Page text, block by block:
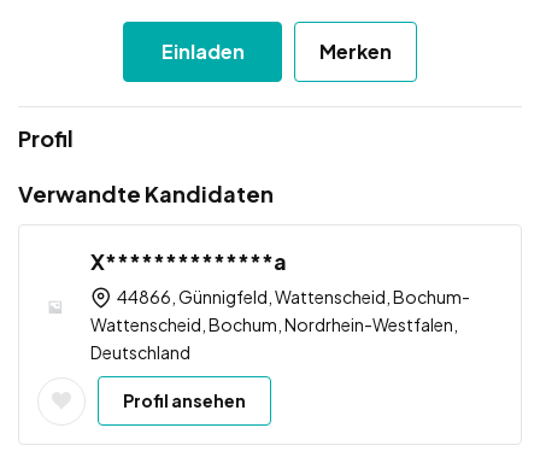
Einladen Merken
Profil
Verwandte Kandidaten
X**************a
44866, Günnigfeld, Wattenscheid, Bochum-
Wattenscheid, Bochum, Nordrhein-Westfalen,
Deutschland
Profil ansehen